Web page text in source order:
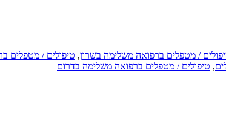
/ מטפלים ברפואה משלימה בשרון, טיפולים / מטפלים
, טיפולים / מטפלים ברפואה משלימה בדרום